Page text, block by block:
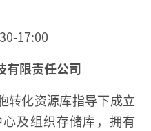
17:00
有限责任公司
转化资源库指导下成立
及组织存储库，拥有